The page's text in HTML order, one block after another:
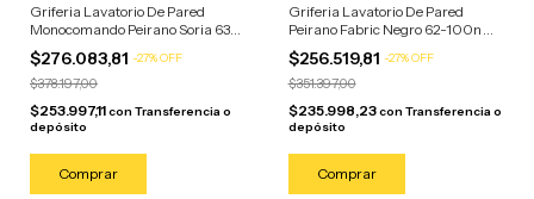
Griferia Lavatorio De Pared
Monocomando Peirano Soria 63-
152 Plateado Cromado
$276.083,81 -27%OFF
$378.197,00
$253.997,11con Transferencia o
depósito
Griferia Lavatorio De Pared
Peirano Fabric Negro 62-100n
Negro Negro/mate
$256.519,81 -27%OFF
$351.397,00
$235.998,23con Transferencia o
depósito